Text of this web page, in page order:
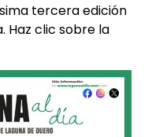
tercera edición
Haz clic sobre la